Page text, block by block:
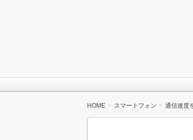
HOME スマートフォン 通信速度